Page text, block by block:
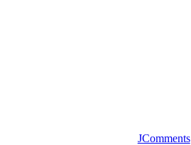
JComments